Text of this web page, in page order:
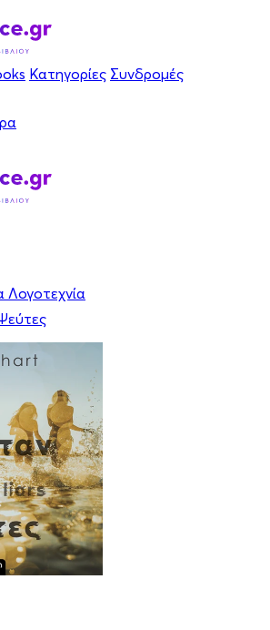
Κατηγορίες Συνδρομές
Λογοτεχνία